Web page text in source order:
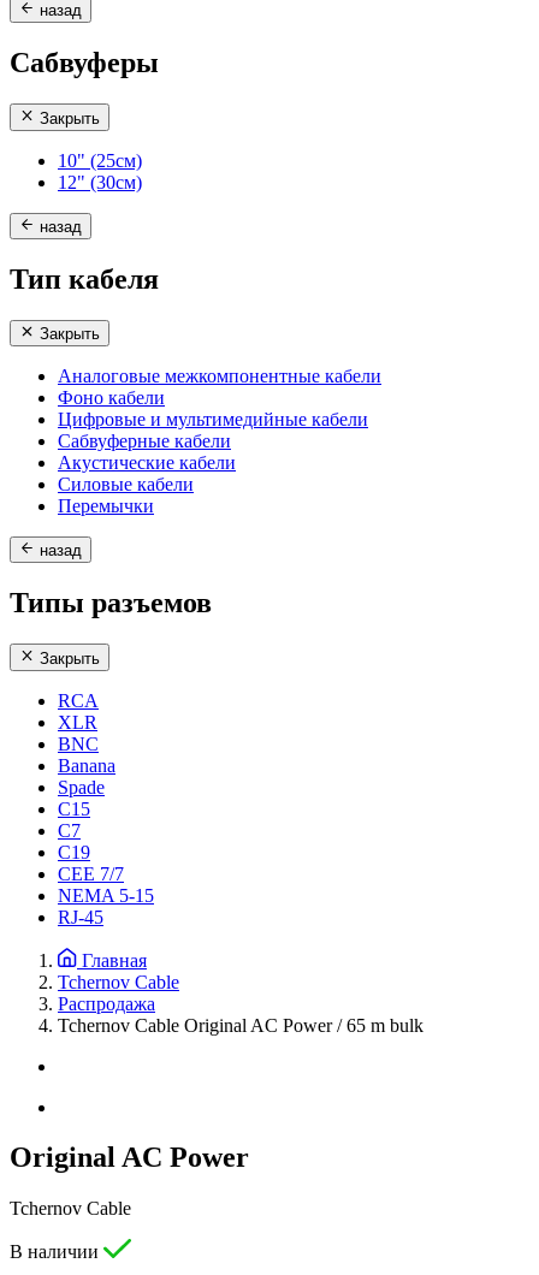
назад
Сабвуферы
Закрыть
10" (25см)
12" (30см)
назад
Тип кабеля
Закрыть
Аналоговые межкомпонентные кабели
Фоно кабели
Цифровые и мультимедийные кабели
Сабвуферные кабели
Акустические кабели
Силовые кабели
Перемычки
назад
Типы разъемов
Закрыть
RCA
XLR
BNC
Banana
Spade
C15
С7
C19
CEE 7/7
NEMA 5-15
RJ-45
Главная
Tchernov Cable
Распродажа
Tchernov Cable Original AC Power / 65 m bulk
Original AC Power
Tchernov Cable
В наличии